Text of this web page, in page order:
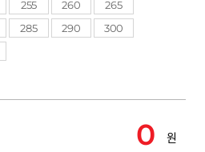
255 260
265
285 290
300
0 원